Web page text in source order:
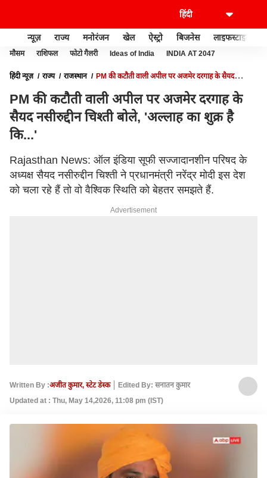
न्यूज़ राज्य मनोरंजन खेल ऐस्ट्रो बिजनेस लाइफस्टाइल
मौसम राशिफल फोटो गैलरी Ideas of India INDIA AT 2047
हिंदी न्यूज़ राज्य राजस्थान
PM की कटौती वाली अपील पर अजमेर दरगाह के सैयद
PM की कटौती वाली अपील पर अजमेर दरगाह के
सैयद नसीरुद्दीन चिश्ती बोले, 'अल्लाह का शुक्र है
कि...'
Rajasthan News: ऑल इंडिया सूफी सज्जादानशीन परिषद के
अध्यक्ष सैयद नसीरुद्दीन चिश्ती ने प्रधानमंत्री नरेंद्र मोदी इस देश
को चला रहे हैं तो वो वैश्विक स्थिति को बेहतर समझते हैं.
Advertisement
Written By :अजीत कुमार, स्टेट डेस्क
Edited By: सनातन कुमार
Updated at : Thu, May 14,2026, 11:08 pm (IST)